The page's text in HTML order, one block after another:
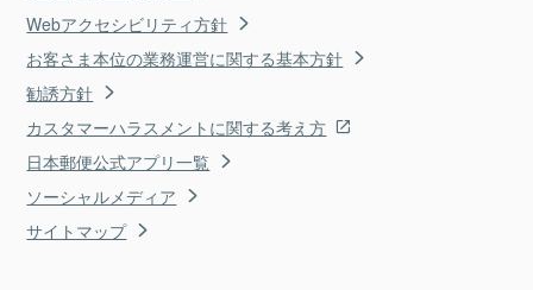
Webアクセシビリティ方針
お客さま本位の業務運営に関する基本方針
勧誘方針
カスタマーハラスメントに関する考え方
日本郵便公式アプリ一覧
ソーシャルメディア
サイトマップ